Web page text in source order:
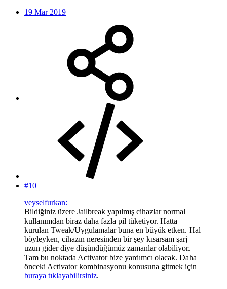
19 Mar 2019
#10
veyselfurkan:
Bildiğiniz üzere Jailbreak yapılmış cihazlar normal
kullanımdan biraz daha fazla pil tüketiyor. Hatta
kurulan Tweak/Uygulamalar buna en büyük etken. Hal
böyleyken, cihazın neresinden bir şey kısarsam şarj
uzun gider diye düşündüğümüz zamanlar olabiliyor.
Tam bu noktada Activator bize yardımcı olacak. Daha
önceki Activator kombinasyonu konusuna gitmek için
buraya tıklayabilirsiniz.